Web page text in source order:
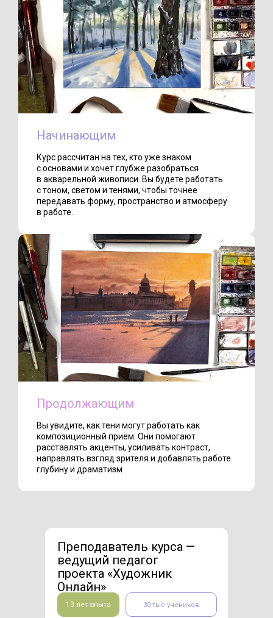
Начинающим
Курс рассчитан на тех, кто уже знаком
с основами и хочет глубже разобраться
в акварельной живописи. Вы будете работать
с тоном, светом и тенями, чтобы точнее
передавать форму, пространство и атмосферу
в работе.
Продолжающим
Вы увидите, как тени могут работать как
композиционный приём. Они помогают
расставлять акценты, усиливать контраст,
направлять взгляд зрителя и добавлять работе
глубину и драматизм
Преподаватель курса —
ведущий педагог
проекта «Художник
Онлайн»
30 тыс учеников
13 лет опыта